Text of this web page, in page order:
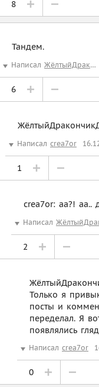
8
Тандем.
Написал ЖёлтыйДракончикД
6
Написал crea7or
1
crea7or: аа?! аа..
Написал
2
Только я
посты и
переделал. Я
появлялись
Написал crea7or
0